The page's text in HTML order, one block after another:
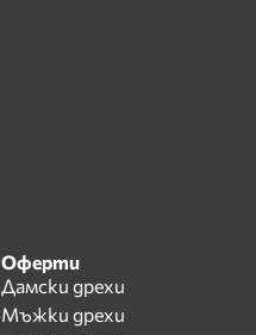
Оферти
Дамски дрехи
Мъжки дрехи